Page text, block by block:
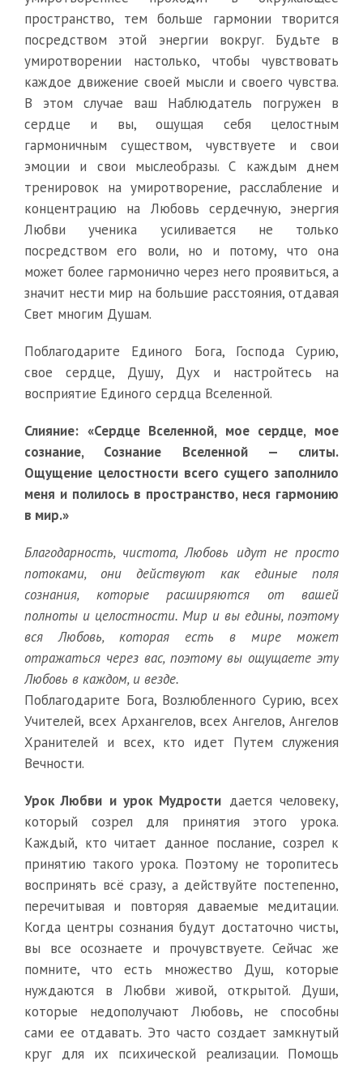
пространство, тем больше гармонии творится
посредством этой энергии вокруг. Будьте в
умиротворении настолько, чтобы чувствовать
каждое движение своей мысли и своего чувства.
В этом случае ваш Наблюдатель погружен в
сердце и вы, ощущая себя целостным
гармоничным существом, чувствуете и свои
эмоции и свои мыслеобразы. С каждым днем
тренировок на умиротворение, расслабление и
концентрацию на Любовь сердечную, энергия
Любви ученика усиливается не только
посредством его воли, но и потому, что она
может более гармонично через него проявиться, а
значит нести мир на большие расстояния, отдавая
Свет многим Душам.
Поблагодарите Единого Бога, Господа Сурию,
свое сердце, Душу, Дух и настройтесь на
восприятие Единого сердца Вселенной.
Слияние: «Сердце Вселенной, мое сердце, мое
сознание, Сознание Вселенной — слиты.
Ощущение целостности всего сущего заполнило
меня и полилось в пространство, неся гармонию
в мир.»
Благодарность, чистота, Любовь идут не просто
потоками, они действуют как единые поля
сознания, которые расширяются от вашей
полноты и целостности. Мир и вы едины, поэтому
вся Любовь, которая есть в мире может
отражаться через вас, поэтому вы ощущаете эту
Любовь в каждом, и везде.
Поблагодарите Бога, Возлюбленного Сурию, всех
Учителей, всех Архангелов, всех Ангелов, Ангелов
Хранителей и всех, кто идет Путем служения
Вечности.
Урок Любви и урок Мудрости дается человеку,
который созрел для принятия этого урока.
Каждый, кто читает данное послание, созрел к
принятию такого урока. Поэтому не торопитесь
воспринять всё сразу, а действуйте постепенно,
перечитывая и повторяя даваемые медитации.
Когда центры сознания будут достаточно чисты,
вы все осознаете и прочувствуете. Сейчас же
помните, что есть множество Душ, которые
нуждаются в Любви живой, открытой. Души,
которые недополучают Любовь, не способны
сами ее отдавать. Это часто создает замкнутый
круг для их психической реализации. Помощь